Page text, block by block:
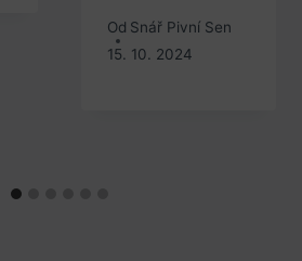
Od Snář Pivní Sen
15. 10. 2024